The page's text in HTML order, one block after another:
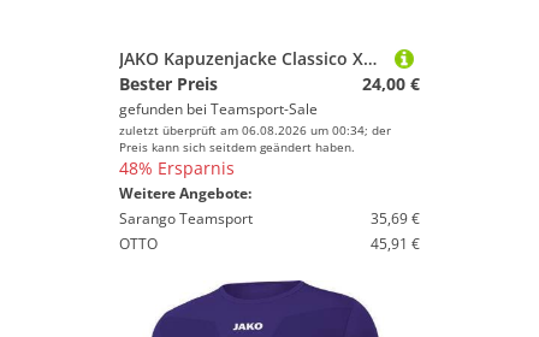
JAKO Kapuzenjacke Classico XXL Lila
Bester Preis
24,00 €
gefunden bei Teamsport-Sale
zuletzt überprüft am 06.08.2026 um 00:34; der
Preis kann sich seitdem geändert haben.
48% Ersparnis
Weitere Angebote:
Sarango Teamsport
35,69 €
OTTO
45,91 €